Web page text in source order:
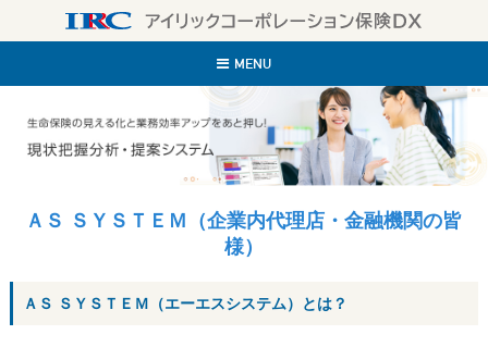
MENU
ＡＳ ＳＹＳＴＥＭ（企業内代理店・金融機関の皆
様）
ＡＳ ＳＹＳＴＥＭ（エーエスシステム）とは？